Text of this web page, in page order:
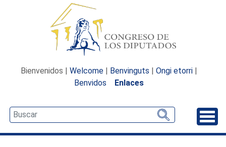
Bienvenidos | Welcome | Benvinguts | Ongi etorri |
Benvidos
Enlaces